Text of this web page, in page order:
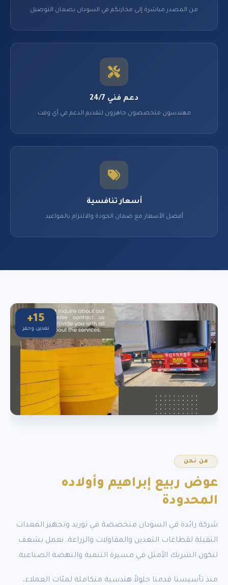
من المصدر مباشرة إلى مخازنكم في السودان بضمان التوصيل
دعم فني 24/7
مهندسون متخصصون جاهزون لتقديم الدعم في أي وقت
أسعار تنافسية
أفضل الأسعار مع ضمان الجودة والالتزام بالمواعيد
15+
تعدين وحفر
من نحن
عوض ربيع إبراهيم وأولاده
المحدودة
شركة رائدة في السودان متخصصة في توريد وتجهيز المعدات
الثقيلة لقطاعات التعدين والمقاولات والزراعة. نعمل بشغف
لنكون الشريك الأمثل في مسيرة التنمية والنهضة الصناعية.
منذ تأسيسنا قدمنا حلولاً هندسية متكاملة لمئات العملاء،